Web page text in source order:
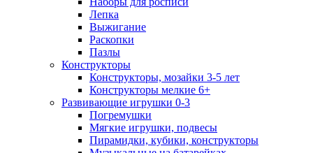
Лепка
Выжигание
Раскопки
Пазлы
Конструкторы
Конструкторы, мозайки 3-5 лет
Конструкторы мелкие 6+
Развивающие игрушки 0-3
Погремушки
Мягкие игрушки, подвесы
Пирамидки, кубики, конструкторы